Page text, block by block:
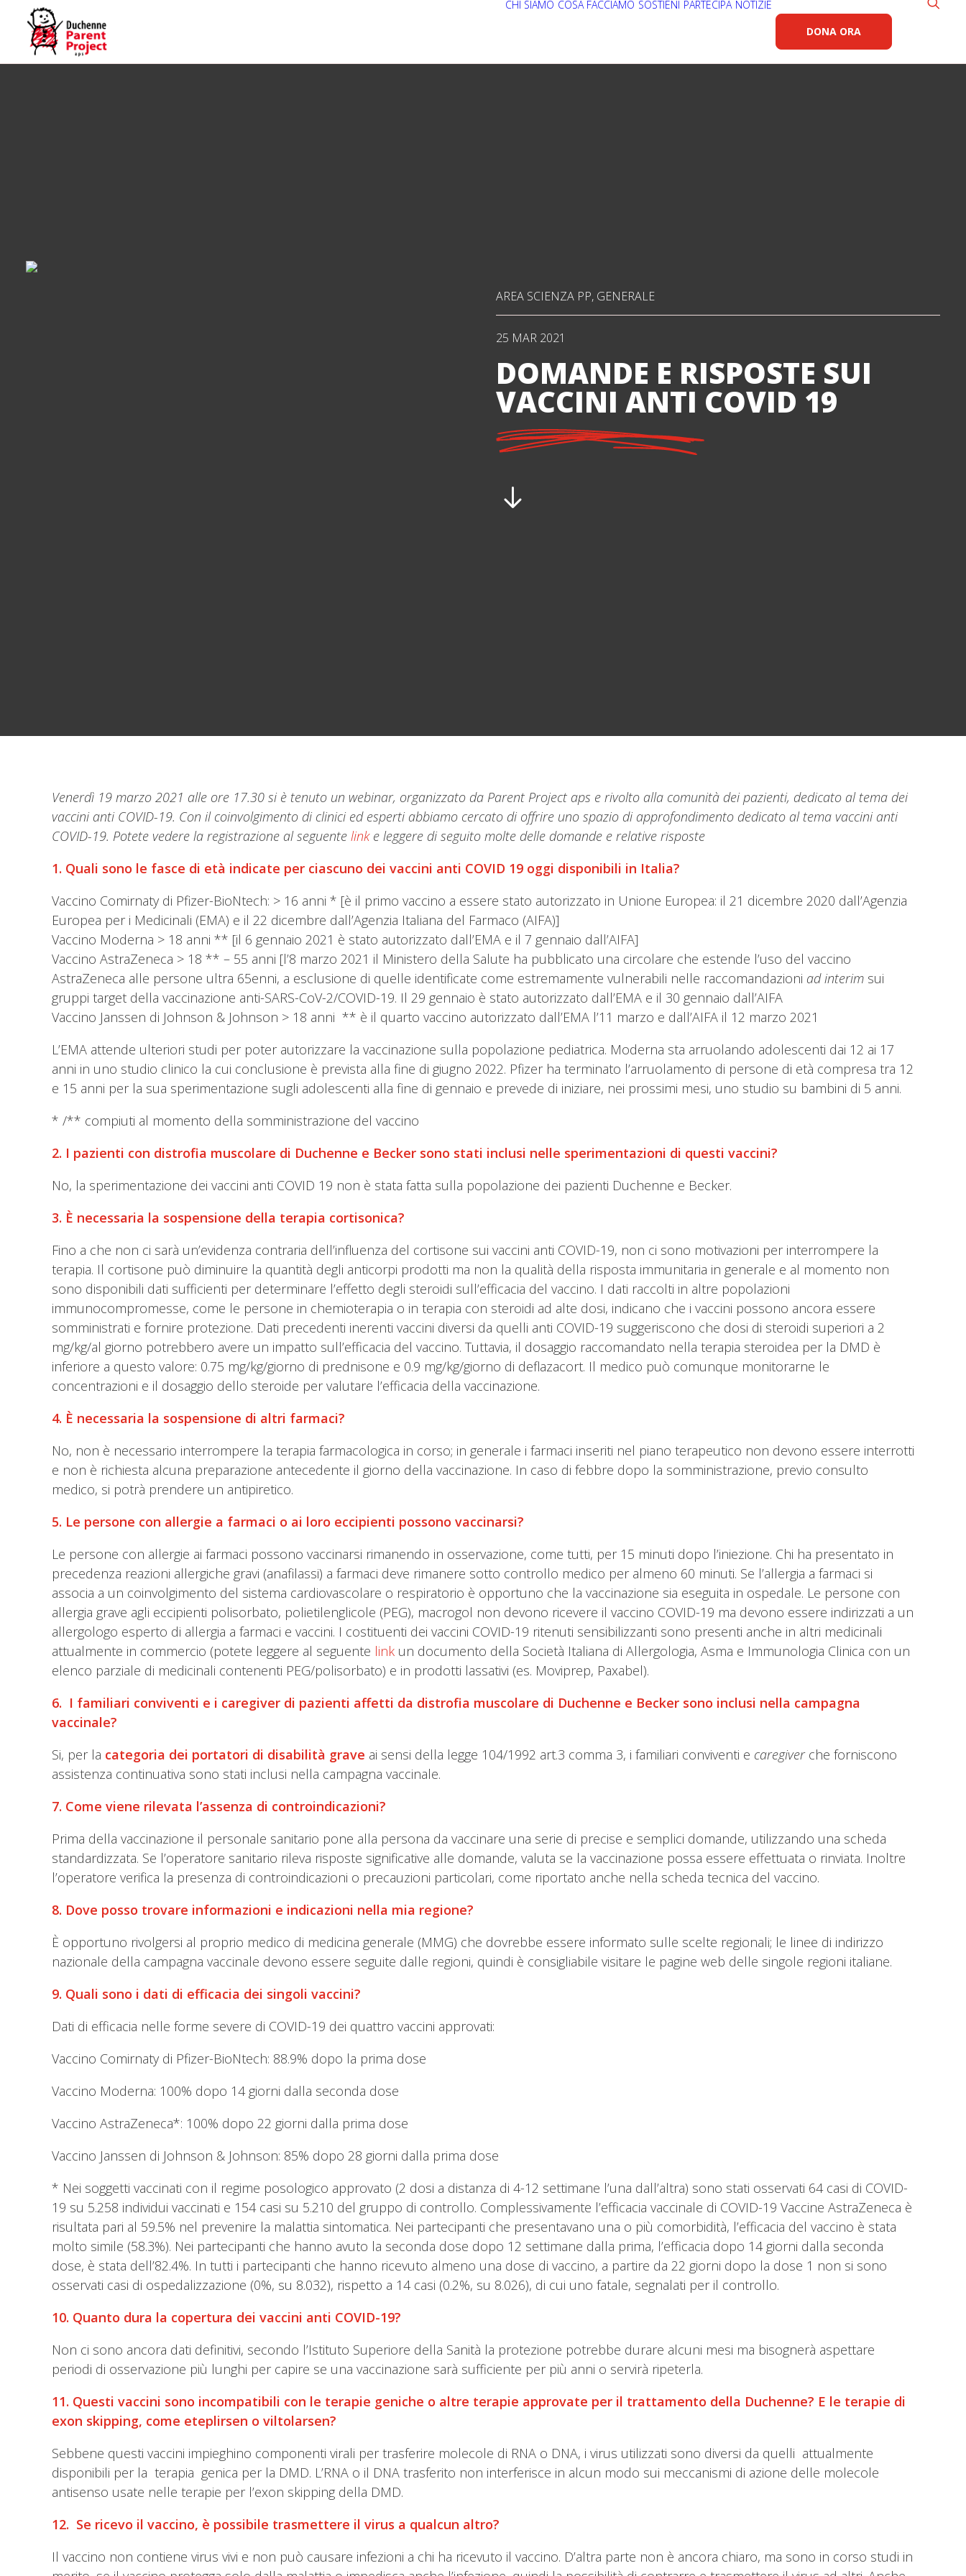
CHI SIAMO COSA FACCIAMO SOSTIENI PARTECIPA NOTIZIE
DONA ORA
AREA SCIENZA PP, GENERALE
25 MAR 2021
DOMANDE E RISPOSTE SUI
VACCINI ANTI COVID 19
Venerdì 19 marzo 2021 alle ore 17.30 si è tenuto un webinar, organizzato da Parent Project aps e rivolto alla comunità dei pazienti, dedicato al tema dei
vaccini anti COVID-19. Con il coinvolgimento di clinici ed esperti abbiamo cercato di offrire uno spazio di approfondimento dedicato al tema vaccini anti
COVID-19. Potete vedere la registrazione al seguente linke leggere di seguito molte delle domande e relative risposte
1. Quali sono le fasce di età indicate per ciascuno dei vaccini anti COVID 19 oggi disponibili in Italia?
Vaccino Comirnaty di Pfizer-BioNtech: > 16 anni * [è il primo vaccino a essere stato autorizzato in Unione Europea: il 21 dicembre 2020 dall’Agenzia
Europea per i Medicinali (EMA) e il 22 dicembre dall’Agenzia Italiana del Farmaco (AIFA)]
Vaccino Moderna > 18 anni ** [il 6 gennaio 2021 è stato autorizzato dall’EMA e il 7 gennaio dall’AIFA]
Vaccino AstraZeneca > 18 ** – 55 anni [l’8 marzo 2021 il Ministero della Salute ha pubblicato una circolare che estende l’uso del vaccino
AstraZeneca alle persone ultra 65enni, a esclusione di quelle identificate come estremamente vulnerabili nelle raccomandazioni ad interim sui
gruppi target della vaccinazione anti-SARS-CoV-2/COVID-19. Il 29 gennaio è stato autorizzato dall’EMA e il 30 gennaio dall’AIFA
Vaccino Janssen di Johnson & Johnson > 18 anni ** è il quarto vaccino autorizzato dall’EMA l’11 marzo e dall’AIFA il 12 marzo 2021
L’EMA attende ulteriori studi per poter autorizzare la vaccinazione sulla popolazione pediatrica. Moderna sta arruolando adolescenti dai 12 ai 17
anni in uno studio clinico la cui conclusione è prevista alla fine di giugno 2022. Pfizer ha terminato l’arruolamento di persone di età compresa tra 12
e 15 anni per la sua sperimentazione sugli adolescenti alla fine di gennaio e prevede di iniziare, nei prossimi mesi, uno studio su bambini di 5 anni.
* /** compiuti al momento della somministrazione del vaccino
2. I pazienti con distrofia muscolare di Duchenne e Becker sono stati inclusi nelle sperimentazioni di questi vaccini?
No, la sperimentazione dei vaccini anti COVID 19 non è stata fatta sulla popolazione dei pazienti Duchenne e Becker.
3. È necessaria la sospensione della terapia cortisonica?
Fino a che non ci sarà un’evidenza contraria dell’influenza del cortisone sui vaccini anti COVID-19, non ci sono motivazioni per interrompere la
terapia. Il cortisone può diminuire la quantità degli anticorpi prodotti ma non la qualità della risposta immunitaria in generale e al momento non
sono disponibili dati sufficienti per determinare l’effetto degli steroidi sull’efficacia del vaccino. I dati raccolti in altre popolazioni
immunocompromesse, come le persone in chemioterapia o in terapia con steroidi ad alte dosi, indicano che i vaccini possono ancora essere
somministrati e fornire protezione. Dati precedenti inerenti vaccini diversi da quelli anti COVID-19 suggeriscono che dosi di steroidi superiori a 2
mg/kg/al giorno potrebbero avere un impatto sull’efficacia del vaccino. Tuttavia, il dosaggio raccomandato nella terapia steroidea per la DMD è
inferiore a questo valore: 0.75 mg/kg/giorno di prednisone e 0.9 mg/kg/giorno di deflazacort. Il medico può comunque monitorarne le
concentrazioni e il dosaggio dello steroide per valutare l’efficacia della vaccinazione.
4. È necessaria la sospensione di altri farmaci?
No, non è necessario interrompere la terapia farmacologica in corso; in generale i farmaci inseriti nel piano terapeutico non devono essere interrotti
e non è richiesta alcuna preparazione antecedente il giorno della vaccinazione. In caso di febbre dopo la somministrazione, previo consulto
medico, si potrà prendere un antipiretico.
5. Le persone con allergie a farmaci o ai loro eccipienti possono vaccinarsi?
Le persone con allergie ai farmaci possono vaccinarsi rimanendo in osservazione, come tutti, per 15 minuti dopo l’iniezione. Chi ha presentato in
precedenza reazioni allergiche gravi (anafilassi) a farmaci deve rimanere sotto controllo medico per almeno 60 minuti. Se l’allergia a farmaci si
associa a un coinvolgimento del sistema cardiovascolare o respiratorio è opportuno che la vaccinazione sia eseguita in ospedale. Le persone con
allergia grave agli eccipienti polisorbato, polietilenglicole (PEG), macrogol non devono ricevere il vaccino COVID-19 ma devono essere indirizzati a un
allergologo esperto di allergia a farmaci e vaccini. I costituenti dei vaccini COVID-19 ritenuti sensibilizzanti sono presenti anche in altri medicinali
attualmente in commercio (potete leggere al seguente link un documento della Società Italiana di Allergologia, Asma e Immunologia Clinica con un
elenco parziale di medicinali contenenti PEG/polisorbato) e in prodotti lassativi (es. Moviprep, Paxabel).
6. I familiari conviventi e i caregiver di pazienti affetti da distrofia muscolare di Duchenne e Becker sono inclusi nella campagna
vaccinale?
Si, per la categoria dei portatori di disabilità grave ai sensi della legge 104/1992 art.3 comma 3, i familiari conviventi e caregiverche forniscono
assistenza continuativa sono stati inclusi nella campagna vaccinale.
7. Come viene rilevata l’assenza di controindicazioni?
Prima della vaccinazione il personale sanitario pone alla persona da vaccinare una serie di precise e semplici domande, utilizzando una scheda
standardizzata. Se l’operatore sanitario rileva risposte significative alle domande, valuta se la vaccinazione possa essere effettuata o rinviata. Inoltre
l’operatore verifica la presenza di controindicazioni o precauzioni particolari, come riportato anche nella scheda tecnica del vaccino.
8. Dove posso trovare informazioni e indicazioni nella mia regione?
È opportuno rivolgersi al proprio medico di medicina generale (MMG) che dovrebbe essere informato sulle scelte regionali; le linee di indirizzo
nazionale della campagna vaccinale devono essere seguite dalle regioni, quindi è consigliabile visitare le pagine web delle singole regioni italiane.
9. Quali sono i dati di efficacia dei singoli vaccini?
Dati di efficacia nelle forme severe di COVID-19 dei quattro vaccini approvati:
Vaccino Comirnaty di Pfizer-BioNtech: 88.9% dopo la prima dose
Vaccino Moderna: 100% dopo 14 giorni dalla seconda dose
Vaccino AstraZeneca*: 100% dopo 22 giorni dalla prima dose
Vaccino Janssen di Johnson & Johnson: 85% dopo 28 giorni dalla prima dose
* Nei soggetti vaccinati con il regime posologico approvato (2 dosi a distanza di 4-12 settimane l’una dall’altra) sono stati osservati 64 casi di COVID-
19 su 5.258 individui vaccinati e 154 casi su 5.210 del gruppo di controllo. Complessivamente l’efficacia vaccinale di COVID-19 Vaccine AstraZeneca è
risultata pari al 59.5% nel prevenire la malattia sintomatica. Nei partecipanti che presentavano una o più comorbidità, l’efficacia del vaccino è stata
molto simile (58.3%). Nei partecipanti che hanno avuto la seconda dose dopo 12 settimane dalla prima, l’efficacia dopo 14 giorni dalla seconda
dose, è stata dell’82.4%. In tutti i partecipanti che hanno ricevuto almeno una dose di vaccino, a partire da 22 giorni dopo la dose 1 non si sono
osservati casi di ospedalizzazione (0%, su 8.032), rispetto a 14 casi (0.2%, su 8.026), di cui uno fatale, segnalati per il controllo.
10. Quanto dura la copertura dei vaccini anti COVID-19?
Non ci sono ancora dati definitivi, secondo l’Istituto Superiore della Sanità la protezione potrebbe durare alcuni mesi ma bisognerà aspettare
periodi di osservazione più lunghi per capire se una vaccinazione sarà sufficiente per più anni o servirà ripeterla.
11. Questi vaccini sono incompatibili con le terapie geniche o altre terapie approvate per il trattamento della Duchenne? E le terapie di
exon skipping, come eteplirsen o viltolarsen?
Sebbene questi vaccini impieghino componenti virali per trasferire molecole di RNA o DNA, i virus utilizzati sono diversi da quelli attualmente
disponibili per la terapia genica per la DMD. L’RNA o il DNA trasferito non interferisce in alcun modo sui meccanismi di azione delle molecole
antisenso usate nelle terapie per l’exon skipping della DMD.
12. Se ricevo il vaccino, è possibile trasmettere il virus a qualcun altro?
Il vaccino non contiene virus vivi e non può causare infezioni a chi ha ricevuto il vaccino. D’altra parte non è ancora chiaro, ma sono in corso studi in